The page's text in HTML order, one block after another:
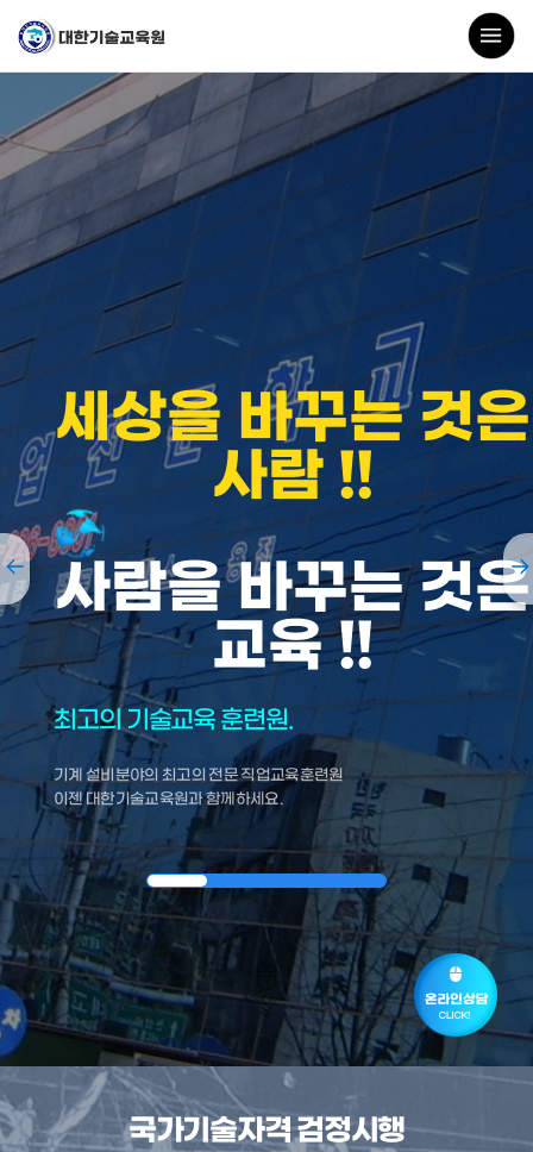
세상을 바꾸는 것은
사람 !!
사람을 바꾸는 것은
교육 !!
최고의 기술교육 훈련원.
기계 설비분야의 최고의 전문 직업교육훈련원
이젠 대한기술교육원과 함께하세요.
국가기술자격 검정시행